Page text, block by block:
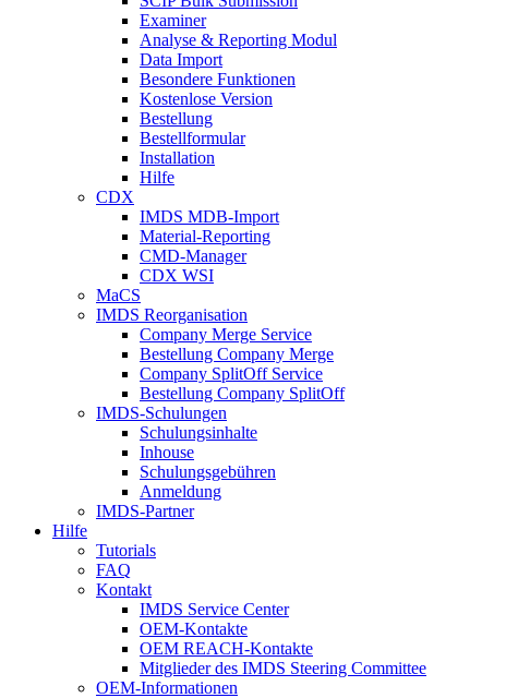
Examiner
Analyse & Reporting Modul
Data Import
Besondere Funktionen
Kostenlose Version
Bestellung
Bestellformular
Installation
Hilfe
CDX
IMDS MDB-Import
Material-Reporting
CMD-Manager
CDX WSI
MaCS
IMDS Reorganisation
Company Merge Service
Bestellung Company Merge
Company SplitOff Service
Bestellung Company SplitOff
IMDS-Schulungen
Schulungsinhalte
Inhouse
Schulungsgebühren
Anmeldung
IMDS-Partner
Hilfe
Tutorials
FAQ
Kontakt
IMDS Service Center
OEM-Kontakte
OEM REACH-Kontakte
Mitglieder des IMDS Steering Committee
OEM-Informationen